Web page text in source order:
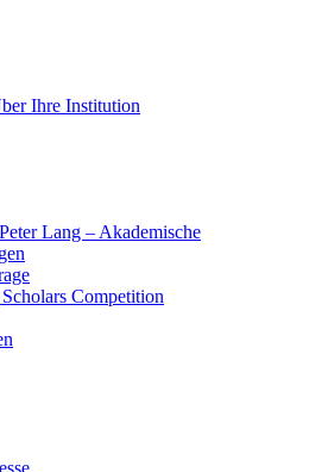
Ihre Institution
Lang – Akademische
Competition